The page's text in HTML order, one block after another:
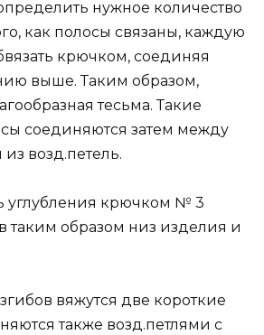
нужное количество
как полосы связаны, каждую
крючком, соединяя
выше. Таким образом,
тесьма. Такие
соединяются затем между
возд.петель.
углубления крючком № 3
таким образом низ изделия и
вяжутся две короткие
также возд.петлями с